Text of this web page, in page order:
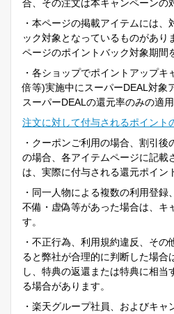
合、その注文は本キャンペーンの
・本ページの掲載アイテムには
ック対象となっているものがあり
ページのポイントバック対象期間
・各ショップでポイントアップ
倍等)実施中にスーパーDEAL対象
スーパーDEALの還元率のみの適用
注文に対して付与されるポイント
・クーポンご利用の場合、割引
の場合、各アイテムページに記載
は、実際に付与される還元ポイン
・同一人物による複数の利用登録
不備・虚偽等があった場合は、キ
す。
・不正行為、利用規約違反、そ
ると弊社が合理的に判断した場合
し、特典の返還または特典に相当
る場合があります。
・楽天グループ社員、およびキ